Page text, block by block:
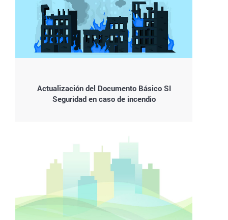
Actualización del Documento Básico SI
Seguridad en caso de incendio